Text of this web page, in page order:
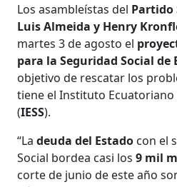
Los asambleístas del Partido
Luis Almeida y Henry
martes 3 de agosto el
para la Seguridad Social de
objetivo de rescatar los
tiene el Instituto Ecuatoriano
(IESS).
“Ladeuda del Estado con el
Social bordea casi los9 mil
corte de junio de este año